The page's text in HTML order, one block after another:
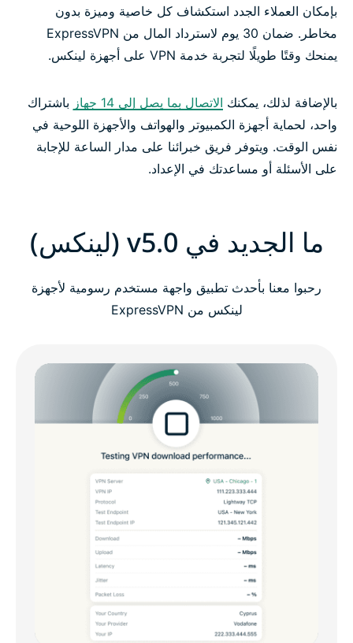
بإمكان العملاء الجدد استكشاف كل خاصية وميزة بدون
مخاطر. ضمان 30 يوم لاسترداد المال من ExpressVPN
يمنحك وقتًا طويلًا لتجربة خدمة VPN على أجهزة لينكس.
بالإضافة لذلك، يمكنك الاتصال بما يصل إلى 14 جهاز
باشتراك
واحد، لحماية أجهزة الكمبيوتر والهواتف والأجهزة اللوحية في
نفس الوقت. ويتوفر فريق خبرائنا على مدار الساعة للإجابة
على الأسئلة أو مساعدتك في الإعداد.
ما الجديد في v5.0 (لينكس)
رحبوا معنا بأحدث تطبيق واجهة مستخدم رسومية لأجهزة
لينكس من ExpressVPN